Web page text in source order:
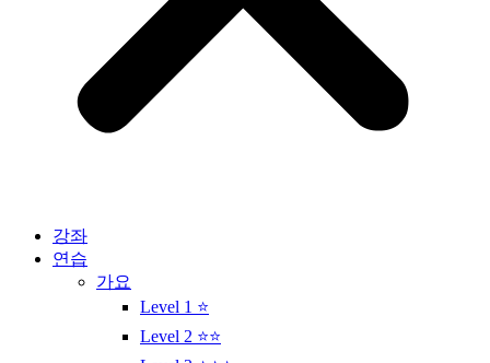
강좌
연습
가요
Level 1 ⭐
Level 2 ⭐⭐